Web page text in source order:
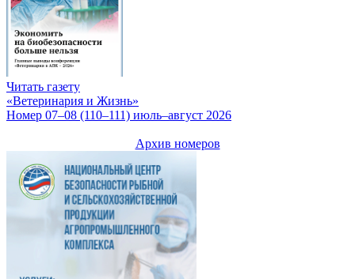
Читать газету
«Ветеринария и Жизнь»
Номер 07–08 (110–111) июль–август 2026
Архив номеров